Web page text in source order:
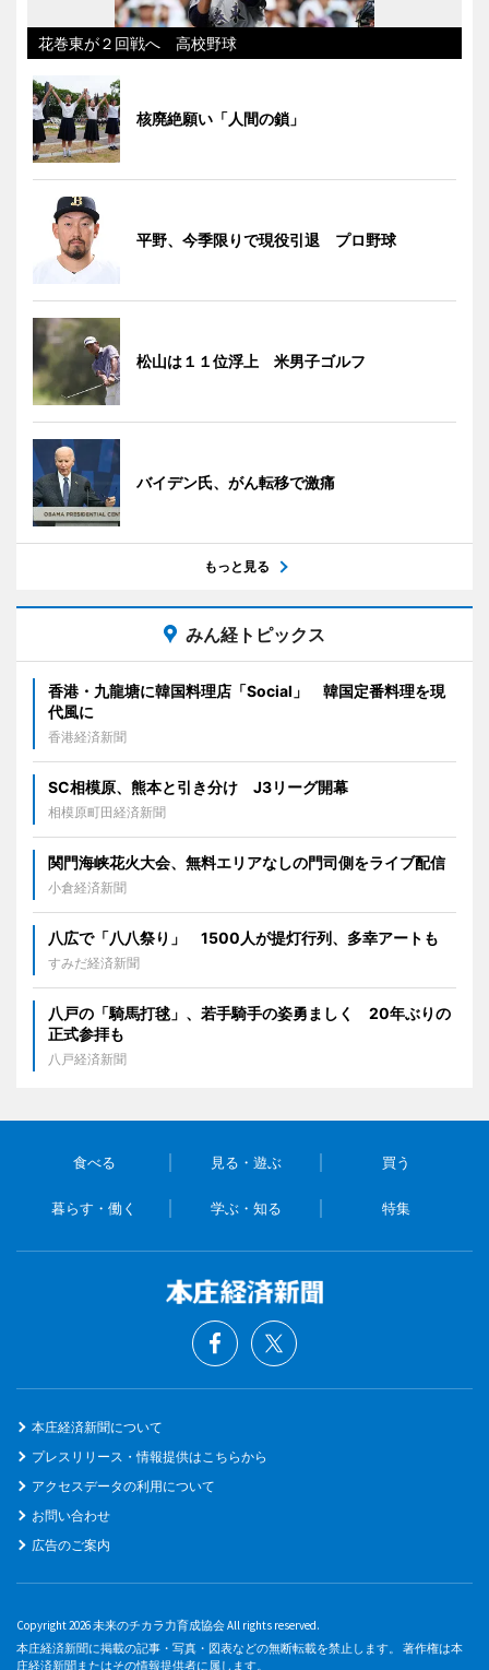
花巻東が２回戦へ 高校野球
核廃絶願い「人間の鎖」
平野、今季限りで現役引退 プロ野球
松山は１１位浮上 米男子ゴルフ
バイデン氏、がん転移で激痛
もっと見る
みん経トピックス
香港・九龍塘に韓国料理店「Social」 韓国定番料理を現
代風に
香港経済新聞
SC相模原、熊本と引き分け J3リーグ開幕
相模原町田経済新聞
関門海峡花火大会、無料エリアなしの門司側をライブ配信
小倉経済新聞
八広で「八八祭り」 1500人が提灯行列、多幸アートも
すみだ経済新聞
八戸の「騎馬打毬」、若手騎手の姿勇ましく 20年ぶりの
正式参拝も
八戸経済新聞
食べる 見る・遊ぶ 買う
暮らす・働く 学ぶ・知る 特集
本庄経済新聞について
プレスリリース・情報提供はこちらから
アクセスデータの利用について
お問い合わせ
広告のご案内
Copyright 2026 未来のチカラ力育成協会 All rights reserved.
本庄経済新聞に掲載の記事・写真・図表などの無断転載を禁止します。 著作権は本
庄経済新聞またはその情報提供者に属します。